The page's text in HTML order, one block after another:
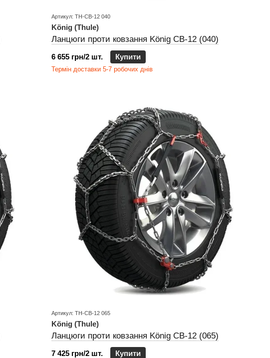
Артикул: TH-CB-12 040
König (Thule)
Ланцюги проти ковзання König CB-12 (040)
6 655 грн/2 шт. Купити
Термін доставки 5-7 робочих днів
Артикул: TH-CB-12 065
König (Thule)
Ланцюги проти ковзання König CB-12 (065)
7 425 грн/2 шт. Купити